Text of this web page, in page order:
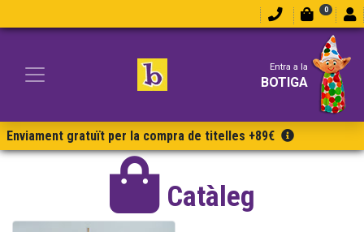
0
Entra a la
BOTIGA
Enviament gratuït per la compra de titelles +89€
Catàleg